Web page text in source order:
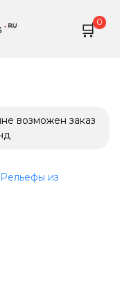
0
возможен заказ
Рельефы из